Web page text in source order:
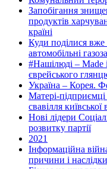
Запобігання
продуктів
країні
Куди поділися вже
автомобільні
#Нашілюді – Made
єврейського
Україна – Корея.
Матері-
свавілля
Нові лідери
розвитку партії
2021
Інформаційна
причини і наслідки